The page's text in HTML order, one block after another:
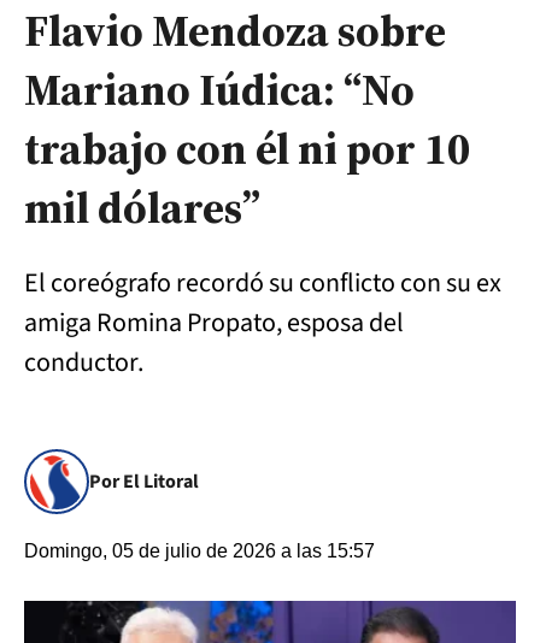
Flavio Mendoza sobre
Mariano Iúdica: “No
trabajo con él ni por 10
mil dólares”
El coreógrafo recordó su conflicto con su ex
amiga Romina Propato, esposa del
conductor.
Por El Litoral
Domingo, 05 de julio de 2026 a las 15:57